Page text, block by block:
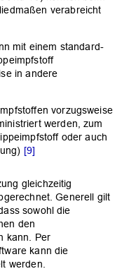
verabreicht
mit einem standard-
in andere
vorzugsweise
werden, zum
oder auch
[9]
gleichzeitig
Generell gilt
sowohl die
den
kann. Per
kann die
werden.